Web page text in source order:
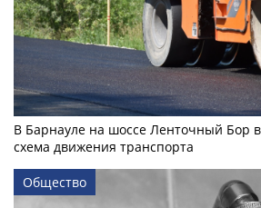
В Барнауле на шоссе Ленточный Бор
схема движения транспорта
Общество